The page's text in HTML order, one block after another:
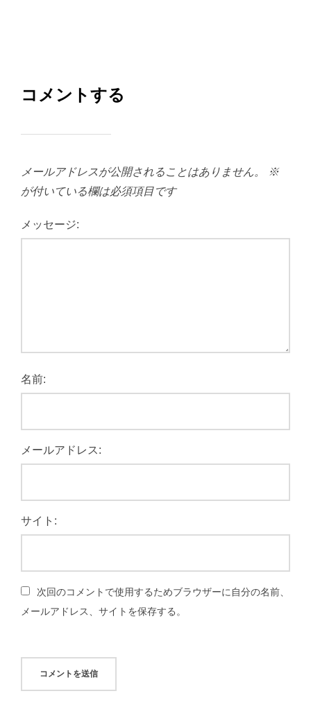
コメントする
メールアドレスが公開されることはありません。
※
が付いている欄は必須項目です
メッセージ:
名前:
メールアドレス:
サイト:
次回のコメントで使用するためブラウザーに自分の名前、
メールアドレス、サイトを保存する。